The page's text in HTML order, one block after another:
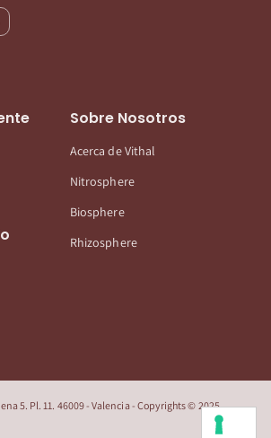
Sobre Nosotros
Acerca de Vithal
Nitrosphere
Biosphere
Rhizosphere
5. Pl. 11. 46009 - Valencia - Copyrights © 2025